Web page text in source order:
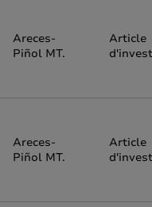
Areces-
Piñol MT.
Article
Areces-
Piñol MT.
Article